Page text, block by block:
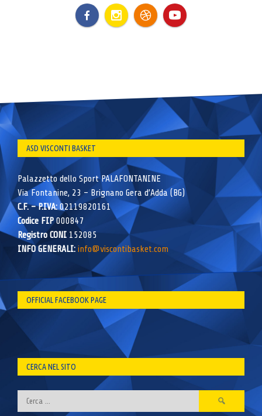
ASD VISCONTI BASKET
Palazzetto dello Sport PALAFONTANINE
Via Fontanine, 23 – Brignano Gera d’Adda (BG)
C.F. – P.IVA:02119820161
Codice FIP000847
Registro CONI 152085
INFO GENERALI: info@viscontibasket.com
OFFICIAL FACEBOOK PAGE
CERCA NEL SITO
Ricerca
per: